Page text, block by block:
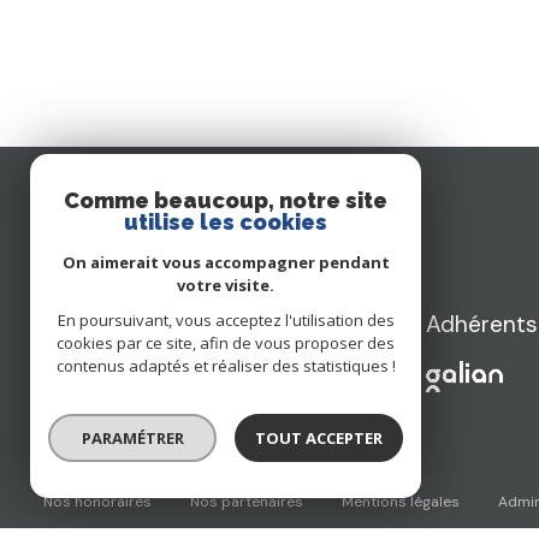
IMM'O2
06 79 53 29 64
Contact@imm-O2.fr
2 RTE DE BALE68000 Colmar
Adhérents
nos honoraires nos partenaires mentions légales
Comme beaucoup, notre site
utilise les cookies
On aimerait vous accompagner pendant
votre visite.
En poursuivant, vous acceptez l'utilisation des
cookies par ce site, afin de vous proposer des
contenus adaptés et réaliser des statistiques !
PARAMÉTRER TOUT ACCEPTER